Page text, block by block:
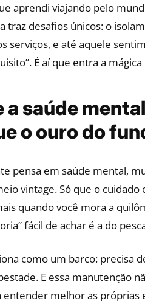
aprendi viajando pelo
traz desafios únicos: o
serviços, e até aquele
É aí que entra a
a saúde
o ouro do
pensa em saúde mental,
vintage. Só que o
quando você mora a
fácil de achar é a do
como um barco: precisa
E essa manutenção
melhor as próprias